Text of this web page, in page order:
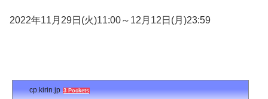
2022年11月29日(火)11:00～12月12日(月)23:59
cp.kirin.jp 3 Pockets